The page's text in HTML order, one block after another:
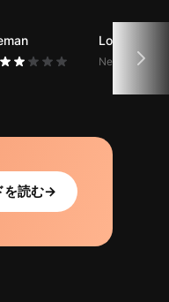
Lost
Netflix レベ
を読む→